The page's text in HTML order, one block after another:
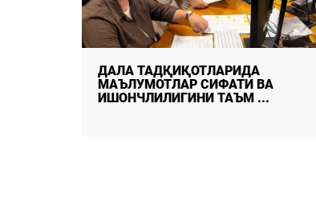
ДАЛА ТАДҚИҚОТЛАРИДА
МАЪЛУМОТЛАР СИФАТИ ВА
ИШОНЧЛИЛИГИНИ ТАЪМ ...